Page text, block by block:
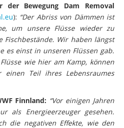
der Bewegung Dam Removal
): “Der Abriss von Dämmen ist
um unsere Flüsse wieder zu
Wir haben längst
es einst in unseren Flüssen gab.
wie hier am Kamp, können
Teil ihres Lebensraumes
Finnland: “Vor einigen Jahren
als Energieerzeuger gesehen.
die negativen Effekte, wie den